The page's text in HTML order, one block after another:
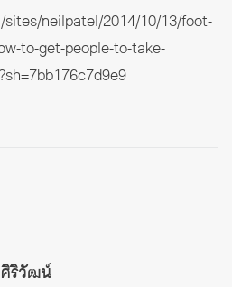
neilpatel/2014/10/13/foot-
to-get-people-to-take-
ริวัฒน์